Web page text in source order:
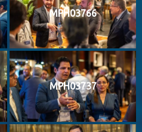
MPH03766
MPH03737